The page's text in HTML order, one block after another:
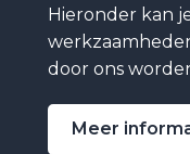
Hieronder kan
door ons
Meer